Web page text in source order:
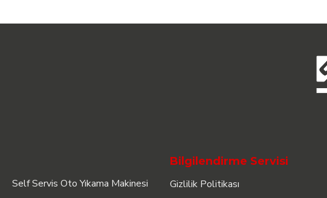
Self Servis Oto Yıkama Makinesi
Bilgilendirme Servisi
Gizlilik Politikası